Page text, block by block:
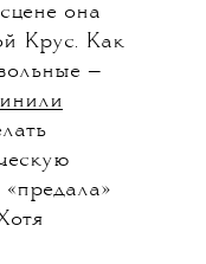
она
Крус. Как
—